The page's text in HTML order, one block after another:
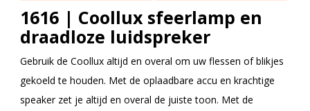
1616 | Coollux sfeerlamp en
draadloze luidspreker
Gebruik de Coollux altijd en overal om uw flessen of blikjes
gekoeld te houden. Met de oplaadbare accu en krachtige
speaker zet je altijd en overal de juiste toon. Met de